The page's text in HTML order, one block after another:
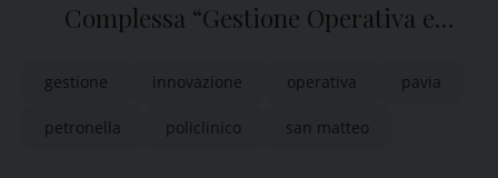
Complessa “Gestione Operativa e
gestione innovazione operativa pavia
petronella policlinico san matteo